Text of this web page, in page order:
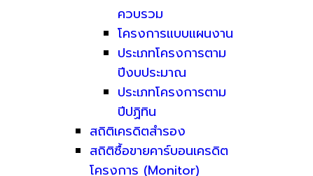
ควบรวม
โครงการแบบแผนงาน
ประเภทโครงการตาม
ปีงบประมาณ
ประเภทโครงการตาม
ปีปฏิทิน
สถิติเครดิตสำรอง
สถิติซื้อขายคาร์บอนเครดิต
โครงการ (Monitor)